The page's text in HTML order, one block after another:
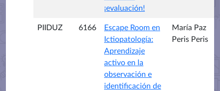
¡evaluación!
PIIDUZ 6166
Escape Room en
Ictiopatología:
Aprendizaje
activo en la
observación e
identificación de
María Paz
Peris Peris